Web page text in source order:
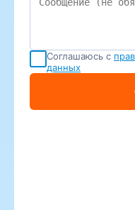
Соглашаюсь с
данных